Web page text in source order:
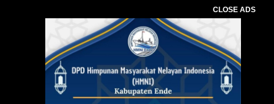
CLOSE ADS